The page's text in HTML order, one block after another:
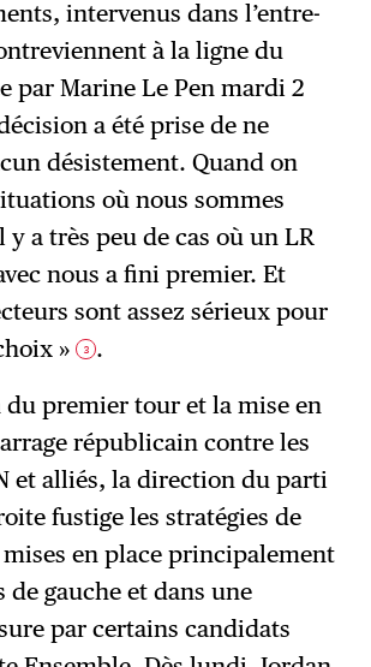
intervenus dans l’entre-
à la ligne du
par Marine Le Pen mardi 2
a été prise de ne
désistement. Quand on
où nous sommes
a très peu de cas où un LR
nous a fini premier. Et
sont assez sérieux pour
» 3 .
du premier tour et la mise en
républicain contre les
et alliés, la direction du parti
fustige les stratégies de
en place principalement
de gauche et dans une
par certains candidats